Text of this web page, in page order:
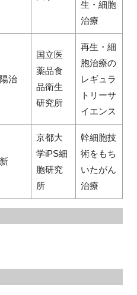
生・細胞
治療
治
国立医
薬品食
品衛生
研究所
再生・細
胞治療の
レギュラ
トリーサ
イエンス
京都大
学iPS細
胞研究
所
幹細胞技
術をもち
いたがん
治療